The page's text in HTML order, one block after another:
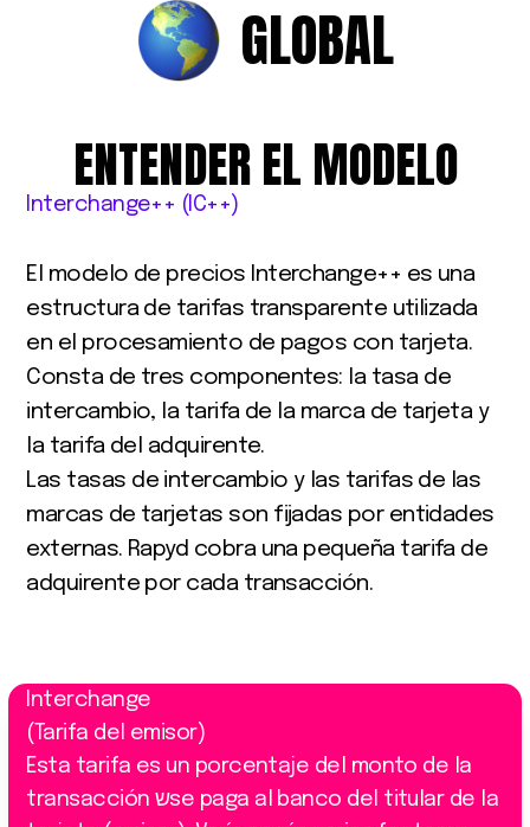
GLOBAL
ENTENDEREL MODELO
Interchange++ (IC++)
El modelo de precios Interchange++ es una
estructura de tarifas transparente utilizada
en el procesamiento de pagos con tarjeta.
Consta de tres componentes: la tasa de
intercambio, la tarifa de la marca de tarjeta y
la tarifa del adquirente.
Las tasas de intercambio y las tarifas de las
marcas de tarjetas son fijadas por entidades
externas. Rapyd cobra una pequeña tarifa de
adquirente por cada transacción.
Interchange
(Tarifa del emisor)
Esta tarifa es un porcentaje del monto de la
transacción שse paga al banco del titular de la